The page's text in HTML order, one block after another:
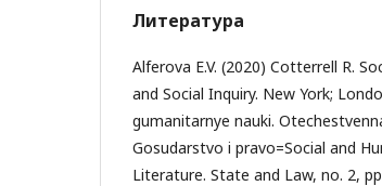
Литература
Alferova E.V. (2020) Cotterrell R.
and Social Inquiry. New York;
gumanitarnye nauki.
Gosudarstvo i pravo=Social and
Literature. State and Law, no. 2,